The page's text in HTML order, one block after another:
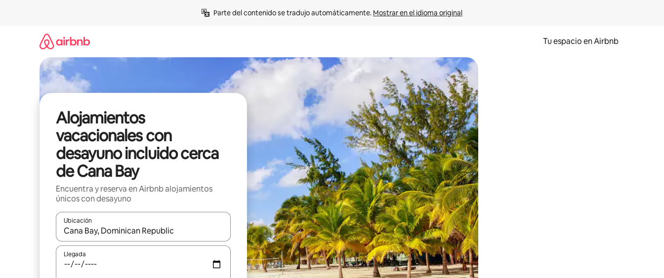
Parte del contenido se tradujo automáticamente. Mostrar en el idioma original
Tu espacio en Airbnb
Alojamientos
vacacionales con
desayuno incluido cerca
de Cana Bay
Encuentra y reserva en Airbnb alojamientos
únicos con desayuno
Ubicación
Cuando los resultados estén disponibles, podrás navegar usando las teclas de las flechas hacia arriba y hacia abajo, o bien tocando y deslizando la pantalla.
Llegada